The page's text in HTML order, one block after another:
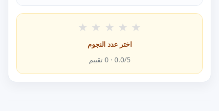
★ ★ ★ ★ ★
اختر عدد النجوم
0.0/5 ·
0 تقييم